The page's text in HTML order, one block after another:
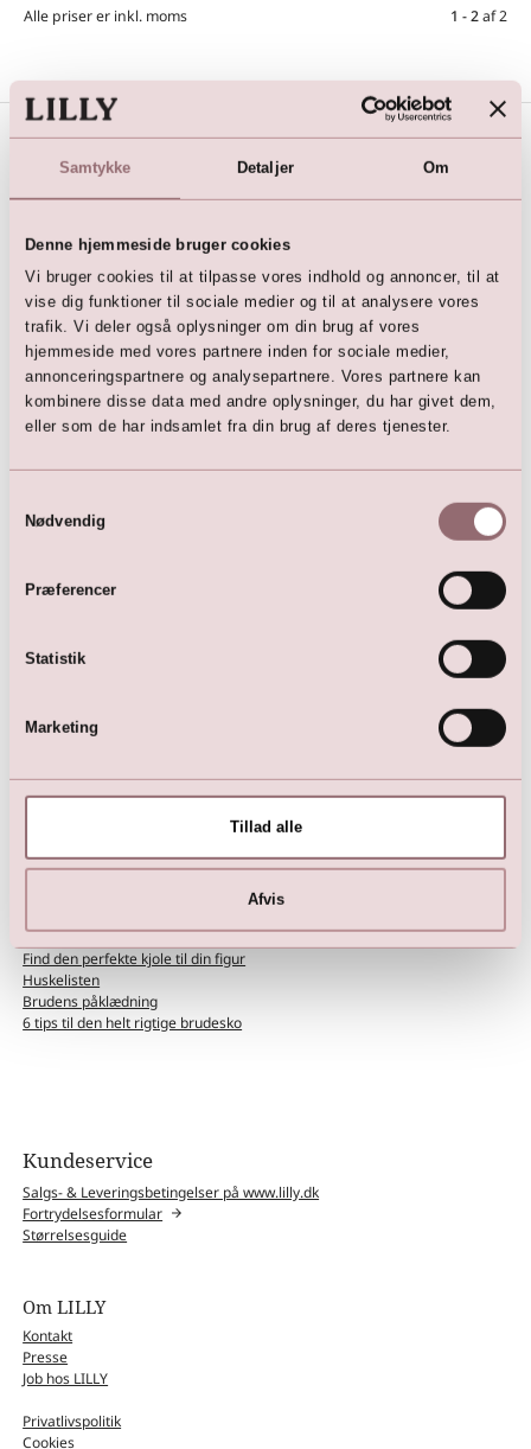
Samtykke Detaljer Om
Denne hjemmeside bruger cookies
Vi bruger cookies til at tilpasse vores indhold og annoncer, til at
vise dig funktioner til sociale medier og til at analysere vores
trafik. Vi deler også oplysninger om din brug af vores
hjemmeside med vores partnere inden for sociale medier,
annonceringspartnere og analysepartnere. Vores partnere kan
kombinere disse data med andre oplysninger, du har givet dem,
eller som de har indsamlet fra din brug af deres tjenester.
Nødvendig
Præferencer
Statistik
Marketing
Tillad alle
Afvis
Alle priser er inkl. moms 1 - 2af2
Nyhedsbrev
Tilmeld dig vores nyhedsbrev
Social Media
@lillybrudekjoler
(Facebook |Instagram)
Lilly App
Brudekjoler
Kommunionkjoler
Rådhusbryllup ?
Find den perfekte kjole til din figur
Huskelisten
Brudens påklædning
6 tips til den helt rigtige brudesko
Kundeservice
Salgs- & Leveringsbetingelser på www.lilly.dk
Fortrydelsesformular
Størrelsesguide
Om LILLY
Kontakt
Presse
Job hos LILLY
Privatlivspolitik
Cookies